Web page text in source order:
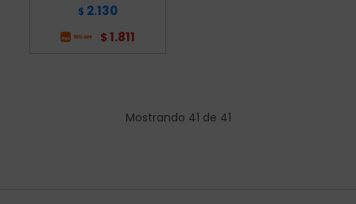
$ 2.130
$ 1.811
Mostrando 41 de 41